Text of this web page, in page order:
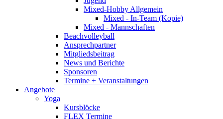
Mixed-Hobby Allgemein
Mixed - In-Team (Kopie)
Mixed - Mannschaften
Beachvolleyball
Ansprechpartner
Mitgliedsbeitrag
News und Berichte
Sponsoren
Termine + Veranstaltungen
Angebote
Yoga
Kursblöcke
FLEX Termine